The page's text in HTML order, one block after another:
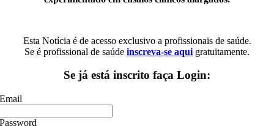
Esta Notícia é de acesso exclusivo a profissionais de saúde.
Se é profissional de saúde inscreva-se aqui gratuitamente.
Se já está inscrito faça Login:
Email
Password